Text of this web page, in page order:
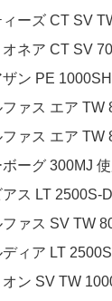
ーズ CT SV
ネア CT SV
ン PE
ァス エア
ァス エア
ーグ 300MJ
ス LT
ァス SV TW
ィア LT
ン SV TW